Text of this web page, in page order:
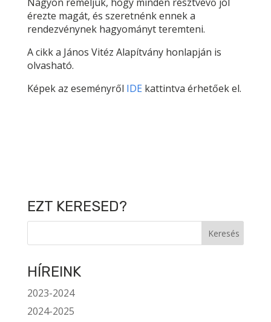
érezte magát, és szeretnénk ennek a
rendezvénynek hagyományt teremteni.
A cikk a János Vitéz Alapítvány honlapján is
olvasható.
Képek az eseményről IDEkattintva érhetőek el.
EZT KERESED?
HÍREINK
2023-2024
2024-2025